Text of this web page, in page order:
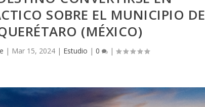
SOBRE EL MUNICIPIO DE
(MÉXICO)
| Mar 15, 2024| Estudio | 0 |